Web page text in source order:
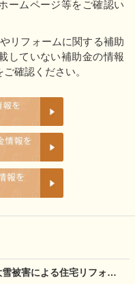
ームページ等をご確認い
リフォームに関する補助
していない補助金の情報
確認ください。
雪被害による住宅リフォー